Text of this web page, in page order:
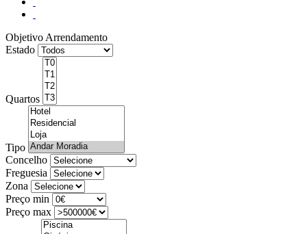
Objetivo Arrendamento
Estado
Quartos
Tipo
Concelho
Freguesia
Zona
Preço min
Preço max